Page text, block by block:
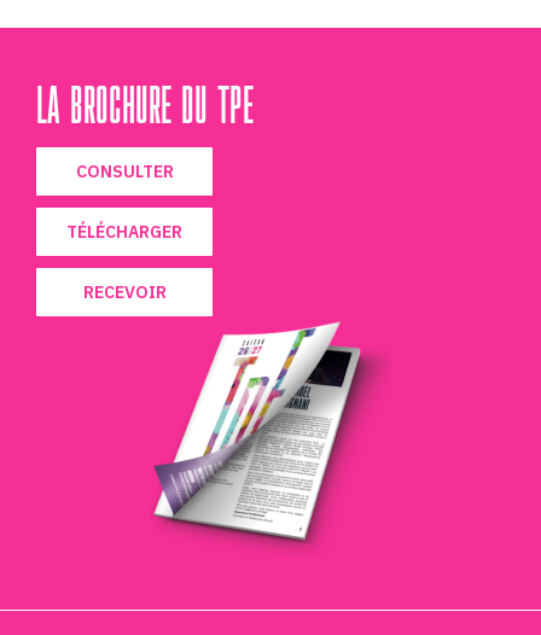
LA BROCHURE DU TPE
CONSULTER
TÉLÉCHARGER
RECEVOIR